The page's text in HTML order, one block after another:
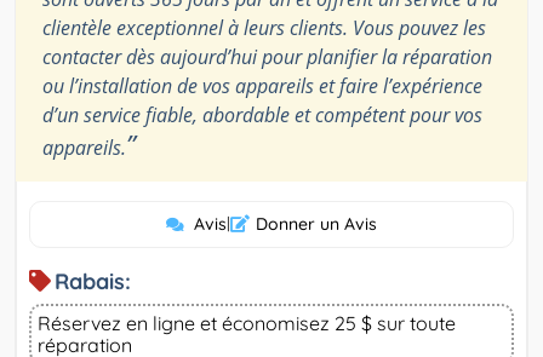
clientèle exceptionnel à leurs clients. Vous pouvez les
contacter dès aujourd’hui pour planifier la réparation
ou l’installation de vos appareils et faire l’expérience
d’un service fiable, abordable et compétent pour vos
appareils.”
Avis| Donner un Avis
Rabais:
Réservez en ligne et économisez 25 $ sur toute
réparation